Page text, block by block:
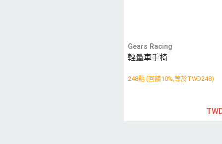
Gears Racing
輕量車手椅
248點 (回饋10%,等於TWD248)